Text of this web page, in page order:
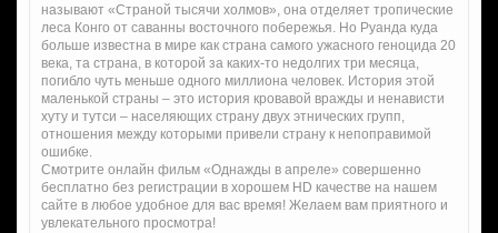
называют «Страной тысячи холмов», она отделяет тропические
леса Конго от саванны восточного побережья. Но Руанда куда
больше известна в мире как страна самого ужасного геноцида 20
века, та страна, в которой за каких-то недолгих три месяца,
погибло чуть меньше одного миллиона человек. История этой
маленькой страны – это история кровавой вражды и ненависти
хуту и тутси – населяющих страну двух этнических групп,
отношения между которыми привели страну к непоправимой
ошибке.
Смотрите онлайн фильм «Однажды в апреле» совершенно
бесплатно без регистрации в хорошем HD качестве на нашем
сайте в любое удобное для вас время! Желаем вам приятного и
увлекательного просмотра!